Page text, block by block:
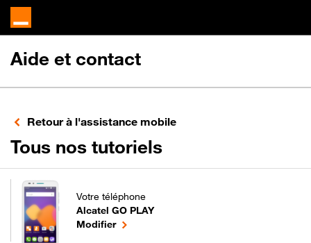
Aide et contact
Retour à l'assistance mobile
Tous nos tutorielspour votre
Votre téléphone
Alcatel GO PLAY
pour votre Alcatel GO PLAY ou
Modifierle téléphone sélectionné